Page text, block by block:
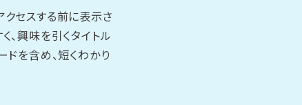
クセスする前に表示さ
、興味を引くタイトル
ドを含め、短くわかり